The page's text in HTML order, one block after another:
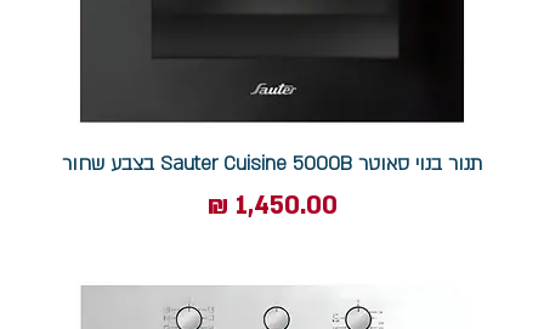
תנור בנוי סאוטר Sauter Cuisine 5000B בצבע שחור
מחיר